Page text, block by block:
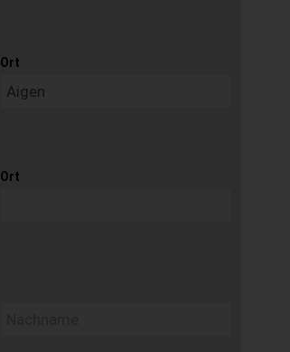
Ort
Ort